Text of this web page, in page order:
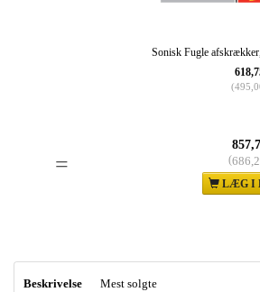
Sonisk Fugle
(
= (
LÆG I
Beskrivelse Mest solgte